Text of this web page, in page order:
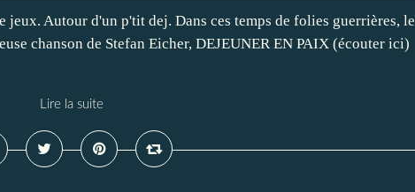
Autour d'un p'tit dej. Dans ces temps de folies guerrières, le
chanson de Stefan Eicher, DEJEUNER EN PAIX (écouter ici)
Lire la suite